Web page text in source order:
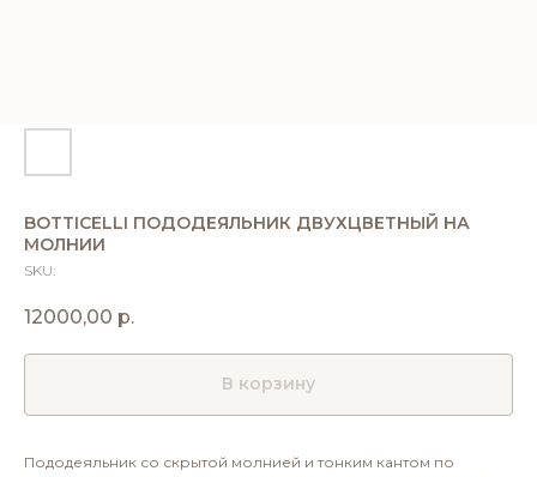
BOTTICELLI ПОДОДЕЯЛЬНИК ДВУХЦВЕТНЫЙ НА
МОЛНИИ
SKU:
12000,00 р.
В корзину
Пододеяльник со скрытой молнией и тонким кантом по